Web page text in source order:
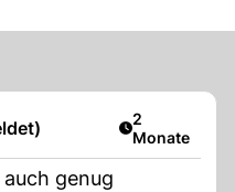
Artikel
2
Monate
genug